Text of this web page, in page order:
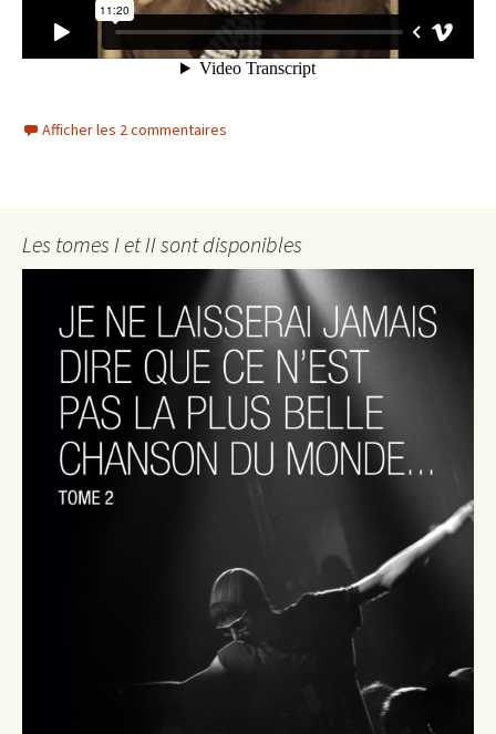
Afficher les 2 commentaires
Les tomes I et II sont disponibles